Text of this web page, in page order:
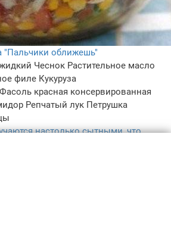
"Пальчики оближешь"
Чеснок Растительное масло
филе Кукуруза
Фасоль красная консервированная
Репчатый лук Петрушка
настолько сытными, что